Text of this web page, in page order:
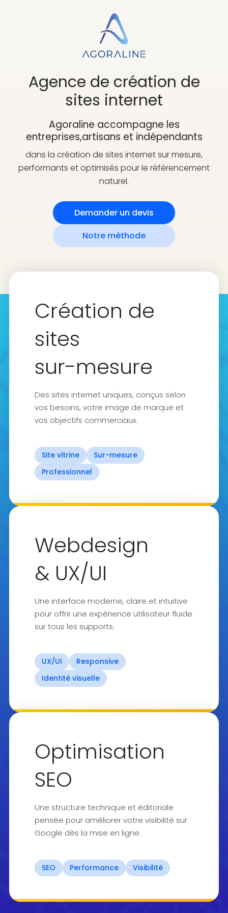
Agence de création de
sites internet
Agoraline accompagne les
entreprises,artisans et indépendants
dans la création de sites internet sur mesure,
performants et optimisés pour le référencement
naturel.
Demander un devis
Notre méthode
Création de
sites
sur-mesure
Des sites internet uniques, conçus selon
vos besoins, votre image de marque et
vos objectifs commerciaux.
Site vitrine
Sur-mesure
Professionnel
Webdesign
& UX/UI
Une interface moderne, claire et intuitive
pour offrir une expérience utilisateur fluide
sur tous les supports.
UX/UI
Responsive
Identité visuelle
Optimisation
SEO
Une structure technique et éditoriale
pensée pour améliorer votre visibilité sur
Google dès la mise en ligne.
SEO Performance Visibilité